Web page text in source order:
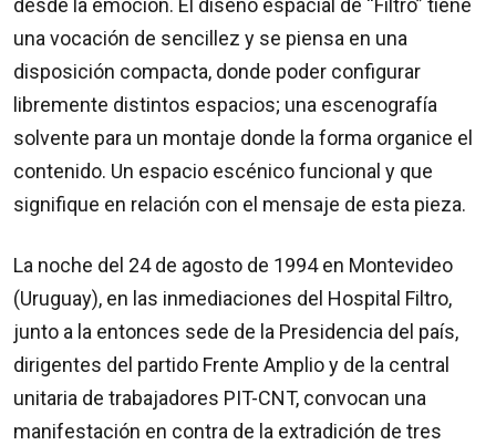
desde la emoción. El diseño espacial de “Filtro” tiene
una vocación de sencillez y se piensa en una
disposición compacta, donde poder configurar
libremente distintos espacios; una escenografía
solvente para un montaje donde la forma organice el
contenido. Un espacio escénico funcional y que
signifique en relación con el mensaje de esta pieza.
La noche del 24 de agosto de 1994 en Montevideo
(Uruguay), en las inmediaciones del Hospital Filtro,
junto a la entonces sede de la Presidencia del país,
dirigentes del partido Frente Amplio y de la central
unitaria de trabajadores PIT-CNT, convocan una
manifestación en contra de la extradición de tres